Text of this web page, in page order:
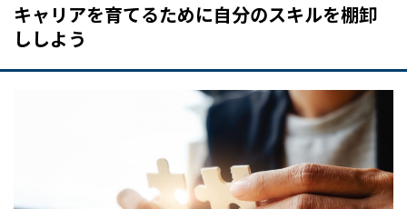
キャリアを育てるために自分のスキルを棚卸
ししよう